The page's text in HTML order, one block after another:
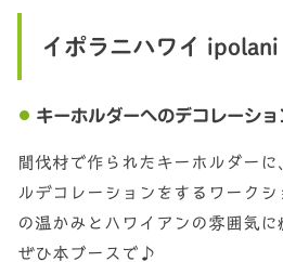
イポラニハワイ
キーホルダーへのデコレーシ
間伐材で作られたキーホルダー
ルデコレーションをするワーク
の温かみとハワイアンの雰囲気
ぜひ本ブースで♪